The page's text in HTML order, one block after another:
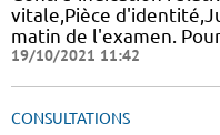
vitale,Pièce
matin de l'examen.
19/10/2021 11:42
CONSULTATIONS